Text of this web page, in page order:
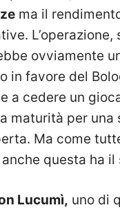
ma il
L’operazione,
ovviamente
in favore del
a cedere un
maturità per una
Ma come
questa ha il
Lucumì, uno di